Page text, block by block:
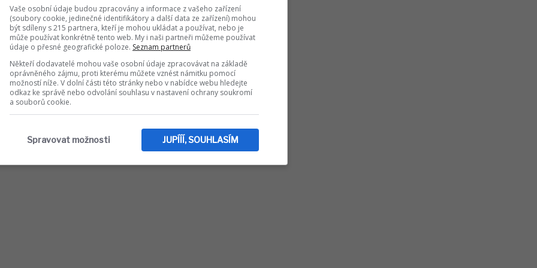
dostupných informací přes 240 lidí,
Podle nejnovějších informací, které
šéf Indického ředitelství civilního
787-8 Dreamliner havaroval v obytné
se nachází mimo perimetr letiště. Na
a 12 členů posádky.
Vaše osobní údaje budou zpracovány a informace z vašeho zařízení
(soubory cookie, jedinečné identifikátory a další data ze zařízení) mohou
být sdíleny s 215 partnera, kteří je mohou ukládat a používat, nebo je
může používat konkrétně tento web. My i naši partneři můžeme používat
údaje o přesné geografické poloze. Seznam partnerů
Někteří dodavatelé mohou vaše osobní údaje zpracovávat na základě
oprávněného zájmu, proti kterému můžete vznést námitku pomocí
možností níže. V dolní části této stránky nebo v nabídce webu hledejte
odkaz ke správě nebo odvolání souhlasu v nastavení ochrany soukromí
a souborů cookie.
JUPÍÍÍ, SOUHLASÍM
Spravovat možnosti